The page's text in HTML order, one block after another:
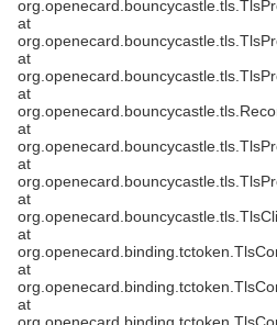
at
at
at
at
at
at
at
at
at